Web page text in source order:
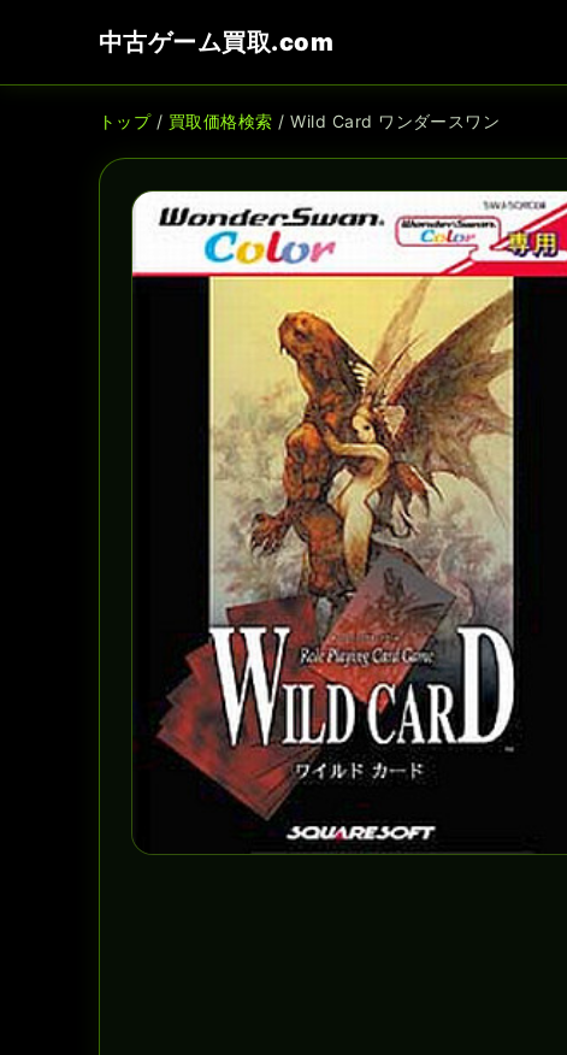
中古ゲーム買取.com
トップ/ 買取価格検索 / Wild Card ワンダースワン